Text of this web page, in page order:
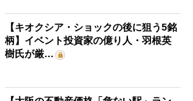
【キオクシア・ショックの後に狙う5銘
柄】イベント投資家の億り人・羽根英
樹氏が厳…